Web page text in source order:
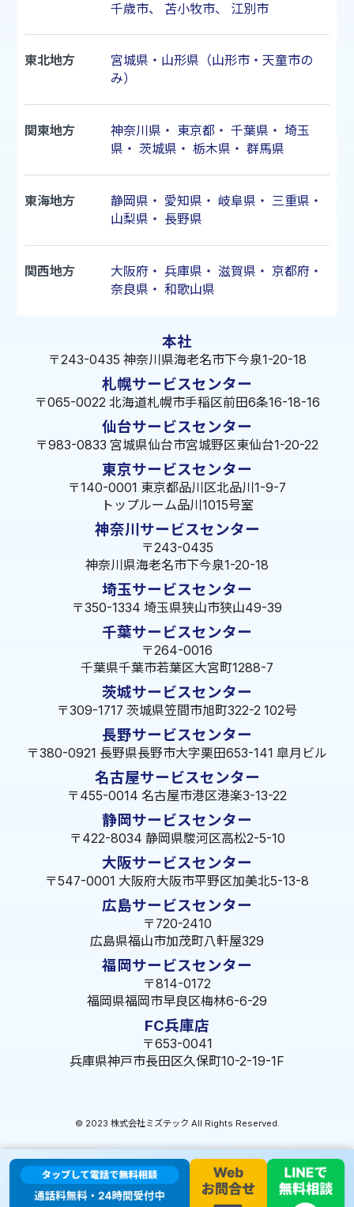
千歳市、 苫小牧市、 江別市
東北地方
宮城県・山形県（山形市・天童市の
み）
関東地方 神奈川県 ・ 東京都・ 千葉県 ・ 埼玉
県 ・ 茨城県 ・ 栃木県 ・ 群馬県
東海地方 静岡県 ・ 愛知県 ・ 岐阜県 ・ 三重県 ・
山梨県 ・ 長野県
関西地方 大阪府 ・ 兵庫県 ・ 滋賀県 ・ 京都府 ・
奈良県 ・ 和歌山県
本社
〒243-0435 神奈川県海老名市下今泉1-20-18
札幌サービスセンター
〒065-0022 北海道札幌市手稲区前田6条16-18-16
仙台サービスセンター
〒983-0833 宮城県仙台市宮城野区東仙台1-20-22
東京サービスセンター
〒140-0001 東京都品川区北品川1-9-7
トップルーム品川1015号室
神奈川サービスセンター
〒243-0435
神奈川県海老名市下今泉1-20-18
埼玉サービスセンター
〒350-1334 埼玉県狭山市狭山49-39
千葉サービスセンター
〒264-0016
千葉県千葉市若葉区大宮町1288-7
茨城サービスセンター
〒309-1717 茨城県笠間市旭町322-2 102号
長野サービスセンター
〒380-0921 長野県長野市大字栗田653-141 皐月ビル
名古屋サービスセンター
〒455-0014 名古屋市港区港楽3-13-22
静岡サービスセンター
〒422-8034 静岡県駿河区高松2-5-10
大阪サービスセンター
〒547-0001 大阪府大阪市平野区加美北5-13-8
広島サービスセンター
〒720-2410
広島県福山市加茂町八軒屋329
福岡サービスセンター
〒814-0172
福岡県福岡市早良区梅林6-6-29
FC兵庫店
〒653-0041
兵庫県神戸市長田区久保町10-2-19-1F
© 2023 株式会社ミズテック All Rights Reserved.